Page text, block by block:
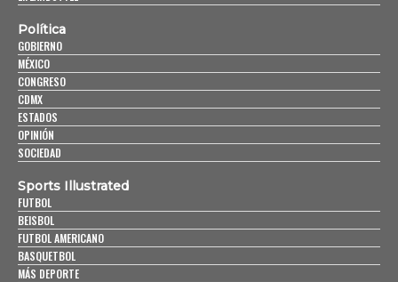
Política
GOBIERNO
MÉXICO
CONGRESO
CDMX
ESTADOS
OPINIÓN
SOCIEDAD
Sports Illustrated
FUTBOL
BEISBOL
FUTBOL AMERICANO
BASQUETBOL
MÁS DEPORTE